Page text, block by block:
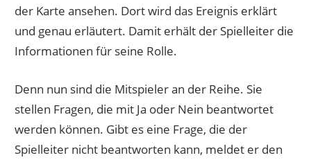
der Karte ansehen. Dort wird das Ereignis erklärt
und genau erläutert. Damit erhält der Spielleiter die
Informationen für seine Rolle.
Denn nun sind die Mitspieler an der Reihe. Sie
stellen Fragen, die mit Ja oder Nein beantwortet
werden können. Gibt es eine Frage, die der
Spielleiter nicht beantworten kann, meldet er den